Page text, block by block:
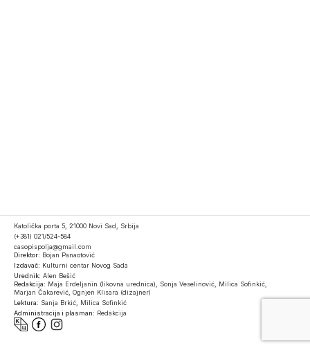
Katolička porta 5, 21000 Novi Sad, Srbija
(+381) 021/524-584
casopispolja@gmail.com
Direktor: Bojan Panaotović
Izdavač: Kulturni centar Novog Sada
Urednik: Alen Bešić
Redakcija: Maja Erdeljanin (likovna urednica), Sonja Veselinović, Milica Sofinkić,
Marjan Čakarević, Ognjen Klisara (dizajner)
Lektura: Sanja Brkić, Milica Sofinkić
Administracija i plasman: Redakcija